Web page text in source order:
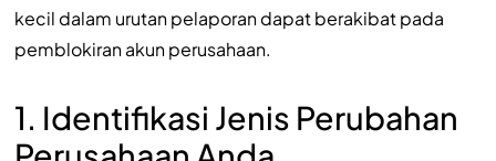
kecil dalam urutan pelaporan dapat berakibat pada
pemblokiran akun perusahaan.
1. Identifikasi Jenis Perubahan